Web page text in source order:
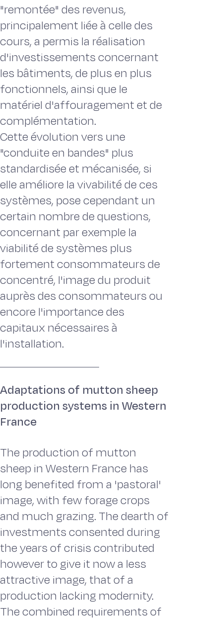
"remontée" des revenus,
principalement liée à celle des
cours, a permis la réalisation
d'investissements concernant
les bâtiments, de plus en plus
fonctionnels, ainsi que le
matériel d'affouragement et de
complémentation.
Cette évolution vers une
"conduite en bandes" plus
standardisée et mécanisée, si
elle améliore la vivabilité de ces
systèmes, pose cependant un
certain nombre de questions,
concernant par exemple la
viabilité de systèmes plus
fortement consommateurs de
concentré, l'image du produit
auprès des consommateurs ou
encore l'importance des
capitaux nécessaires à
l'installation.
Adaptations of mutton sheep
production systems in Western
France
The production of mutton
sheep in Western France has
long benefited from a 'pastoral'
image, with few forage crops
and much grazing. The dearth of
investments consented during
the years of crisis contributed
however to give it now a less
attractive image, that of a
production lacking modernity.
The combined requirements of